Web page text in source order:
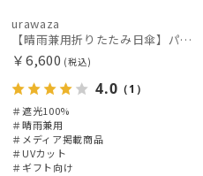
urawaza
【晴雨兼用折りたたみ日傘】パッとさして、サッとしまえる傘コワザ(kowaza) ライトボーダー 50 遮光100% UV100%
￥6,600 (税込)
4.0 （1）
＃遮光100%
＃晴雨兼用
＃メディア掲載商品
＃UVカット
＃ギフト向け